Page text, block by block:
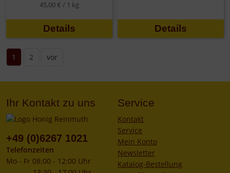
45,00 € / 1 kg
Details Details
1 2 vor
Ihr Kontakt zu uns
+49 (0)6267 1021
Telefonzeiten
Mo - Fr 08:00 - 12:00 Uhr
Service
Kontakt
Service
Mein Konto
Newsletter
Katalog-Bestellung